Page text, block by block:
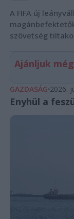
A FIFA új
szövetség
Ajánljuk még
GAZDASÁG 2026.
Enyhül a